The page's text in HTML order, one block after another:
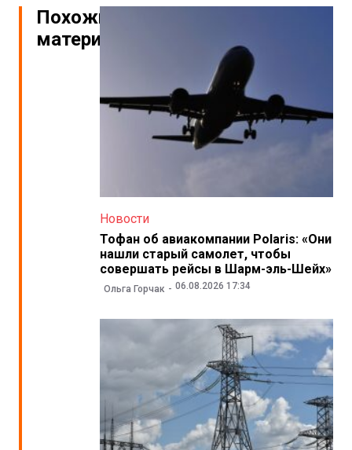
Похожие
материалы
Новости
Тофан об авиакомпании Polaris: «Они
нашли старый самолет, чтобы
совершать рейсы в Шарм-эль-Шейх»
Ольга Горчак 06.08.2026 17:34